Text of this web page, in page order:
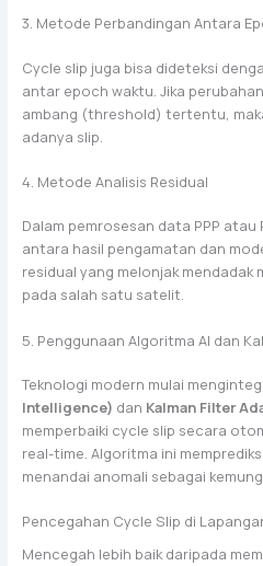
3. Metode Perbandingan Antara
Cycle slip juga bisa dideteksi
antar epoch waktu. Jika
ambang (threshold) tertentu,
adanya slip.
4. Metode Analisis Residual
Dalam pemrosesan data PPP atau
antara hasil pengamatan dan
residual yang melonjak mendadak
pada salah satu satelit.
5. Penggunaan Algoritma AI dan
Teknologi modern mulai
Intelligence) dan Kalman Filter
memperbaiki cycle slip secara
real-time. Algoritma ini
menandai anomali sebagai
Pencegahan Cycle Slip di
Mencegah lebih baik daripada